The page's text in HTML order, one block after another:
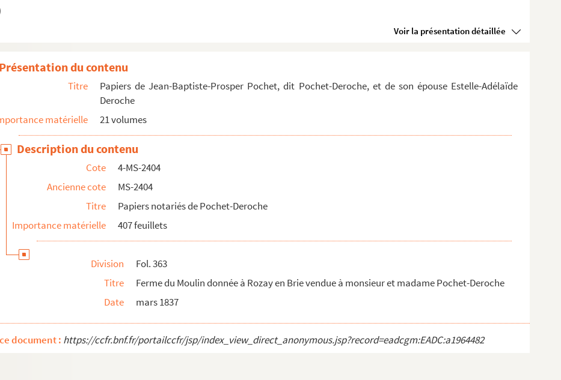
Voir la présentation détaillée
Pochet, dit Pochet-Deroche, et de son épouse Estelle-Adé...
Henri Pochet, deux fils de Pochet-Deroche
ou reçus pour des dépenses personnelles
Boncompagne, mademoiselle Gilbert Ségonzac, monsieur...
pharmacien
pour diverses affaires
d'une somme par Bleuard à Pochet ; procuration par Estel...
des Ardennes
vendue à monsieur et madame Pochet-Deroche
appartenant à monsieur et madame Budin, vendues à ...
Nouvelle, habité par Jean-Baptiste-Prosper Po...
Présentation du contenu
Titre
Papiers de Jean-Baptiste-Prosper Pochet, dit Pochet-Deroche, et de son épouse Estelle-Adélaïde
Deroche
matérielle
21 volumes
Description du contenu
Cote
4-MS-2404
Ancienne cote
MS-2404
Titre
Papiers notariés de Pochet-Deroche
Importance matérielle
407 feuillets
Division
Fol. 363
Titre
Ferme du Moulin donnée à Rozay en Brie vendue à monsieur et madame Pochet-Deroche
Date
mars 1837
document : https://ccfr.bnf.fr/portailccfr/jsp/index_view_direct_anonymous.jsp?record=eadcgm:EADC:a1964482